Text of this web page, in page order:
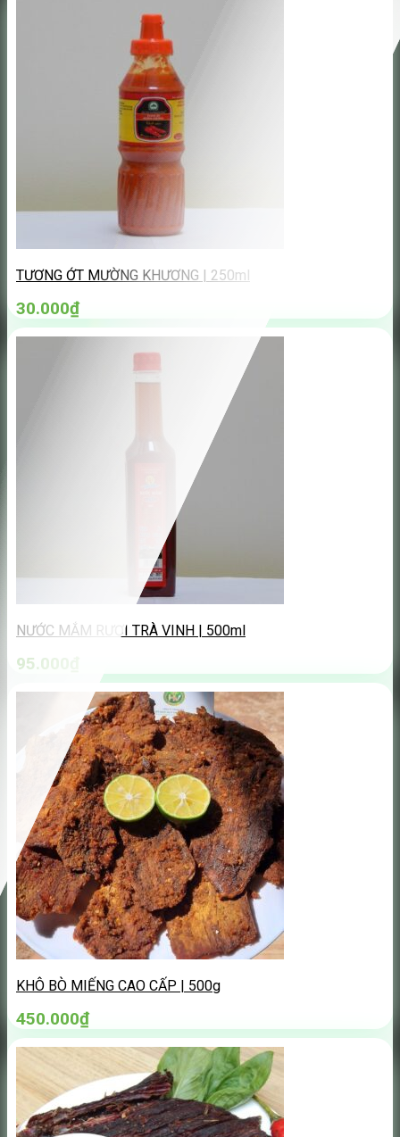
TƯƠNG ỚT MƯỜNG KHƯƠNG | 250ml
30.000₫
NƯỚC MẮM RƯƠI TRÀ VINH | 500ml
95.000
KHÔ BÒ MIẾNG CAO CẤP | 500g
450.000₫